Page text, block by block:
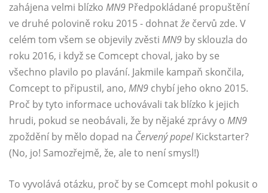
zahájena velmi blízko MN9 Předpokládané propuštění
ve druhé polovině roku 2015 - dohnatže červů zde. V
celém tom všem se objevily zvěsti MN9 by sklouzla do
roku 2016, i když se Comcept choval, jako by se
všechno plavilo po plavání. Jakmile kampaň skončila,
Comcept to připustil, ano, MN9 chybí jeho okno 2015.
Proč by tyto informace uchovávali tak blízko k jejich
hrudi, pokud se neobávali, že by nějaké zprávy o MN9
zpoždění by mělo dopad na Červený popelKickstarter?
(No, jo! Samozřejmě, že, ale to není smysl!)
To vyvolává otázku, proč by se Comcept mohl pokusit o